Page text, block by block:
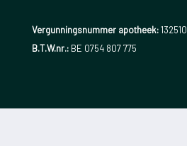
Vergunningsnummer apotheek:132510
B.T.W.nr.:BE 0754 807 775